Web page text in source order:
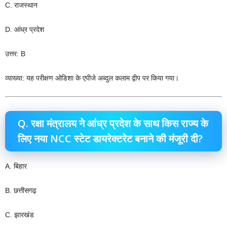
C. राजस्थान
D. आंध्र प्रदेश
उत्तर: B
व्याख्या: यह परीक्षण ओडिशा के एपीजे अब्दुल कलाम द्वीप पर किया गया।
Q. रक्षा मंत्रालय ने आंध्र प्रदेश के साथ किस राज्य के
लिए नया NCC स्टेट डायरेक्टरेट बनाने की मंजूरी दी?
A. बिहार
B. छत्तीसगढ़
C. झारखंड